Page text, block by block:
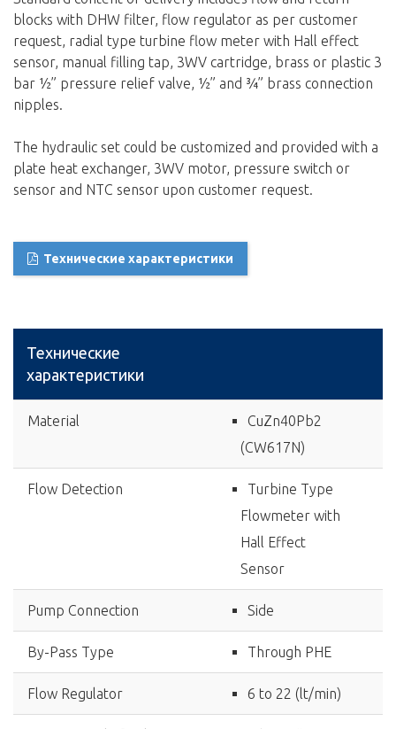
blocks with DHW filter, flow regulator as per customer
request, radial type turbine flow meter with Hall effect
sensor, manual filling tap, 3WV cartridge, brass or plastic 3
bar ½” pressure relief valve, ½” and ¾” brass connection
nipples.
The hydraulic set could be customized and provided with a
plate heat exchanger, 3WV motor, pressure switch or
sensor and NTC sensor upon customer request.
Технические характеристики
Технические
характеристики
Material
CuZn40Pb2
(CW617N)
Flow Detection
Turbine Type
Flowmeter with
Hall Effect
Sensor
Pump Connection Side
By-Pass Type Through PHE
Flow Regulator 6 to 22 (lt/min)